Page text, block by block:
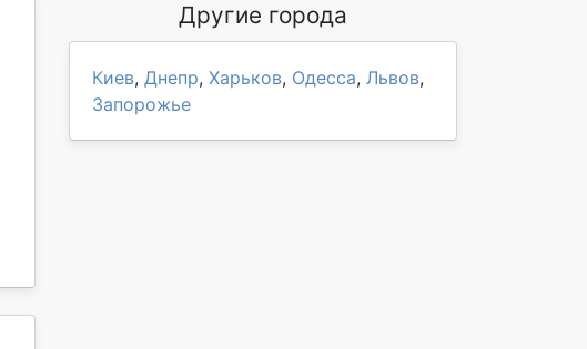
Другие города
Киев, Днепр, Харьков, Одесса, Львов,
Запорожье